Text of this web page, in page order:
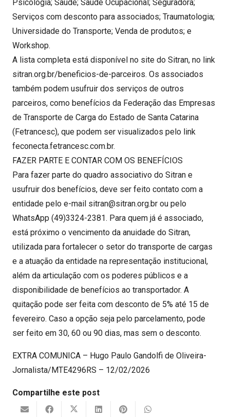
Psicologia; Saúde; Saúde Ocupacional; Seguradora;
Serviços com desconto para associados; Traumatologia;
Universidade do Transporte; Venda de produtos; e
Workshop.
A lista completa está disponível no site do Sitran, no link
sitran.org.br/beneficios-de-parceiros. Os associados
também podem usufruir dos serviços de outros
parceiros, como benefícios da Federação das Empresas
de Transporte de Carga do Estado de Santa Catarina
(Fetrancesc), que podem ser visualizados pelo link
feconecta.fetrancesc.com.br.
FAZER PARTE E CONTAR COM OS BENEFÍCIOS
Para fazer parte do quadro associativo do Sitran e
usufruir dos benefícios, deve ser feito contato com a
entidade pelo e-mail sitran@sitran.org.br ou pelo
WhatsApp (49)3324-2381. Para quem já é associado,
está próximo o vencimento da anuidade do Sitran,
utilizada para fortalecer o setor do transporte de cargas
e a atuação da entidade na representação institucional,
além da articulação com os poderes públicos e a
disponibilidade de benefícios ao transportador. A
quitação pode ser feita com desconto de 5% até 15 de
fevereiro. Caso a opção seja pelo parcelamento, pode
ser feito em 30, 60 ou 90 dias, mas sem o desconto.
EXTRA COMUNICA – Hugo Paulo Gandolfi de Oliveira-
Jornalista/MTE4296RS – 12/02/2026
Compartilhe este post